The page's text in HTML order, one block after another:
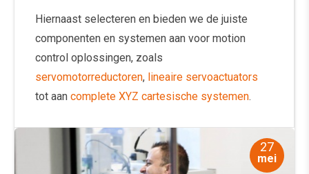
Hiernaast selecteren en bieden we de juiste
componenten en systemen aan voor motion
control oplossingen, zoals
servomotorreductoren, lineaire servoactuators
tot aan complete XYZ cartesische systemen.
27
mei